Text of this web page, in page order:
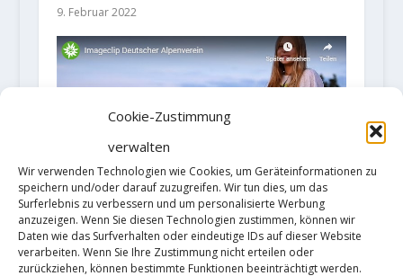
Cookie-Zustimmung
verwalten
Wir verwenden Technologien wie Cookies, um Geräteinformationen zu
speichern und/oder darauf zuzugreifen. Wir tun dies, um das
Surferlebnis zu verbessern und um personalisierte Werbung
anzuzeigen. Wenn Sie diesen Technologien zustimmen, können wir
Daten wie das Surfverhalten oder eindeutige IDs auf dieser Website
verarbeiten. Wenn Sie Ihre Zustimmung nicht erteilen oder
zurückziehen, können bestimmte Funktionen beeinträchtigt werden.
9. Februar 2022
Neuer Imageclip vom Deutschen
Alpenverein
16. Januar 2020